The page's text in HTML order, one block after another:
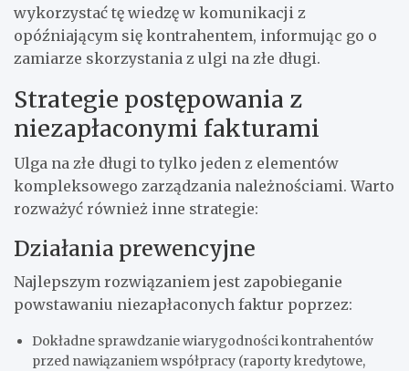
wykorzystać tę wiedzę w komunikacji z
opóźniającym się kontrahentem, informując go o
zamiarze skorzystania z ulgi na złe długi.
Strategie postępowania z
niezapłaconymi fakturami
Ulga na złe długi to tylko jeden z elementów
kompleksowego zarządzania należnościami. Warto
rozważyć również inne strategie:
Działania prewencyjne
Najlepszym rozwiązaniem jest zapobieganie
powstawaniu niezapłaconych faktur poprzez:
Dokładne sprawdzanie wiarygodności kontrahentów
przed nawiązaniem współpracy (raporty kredytowe,